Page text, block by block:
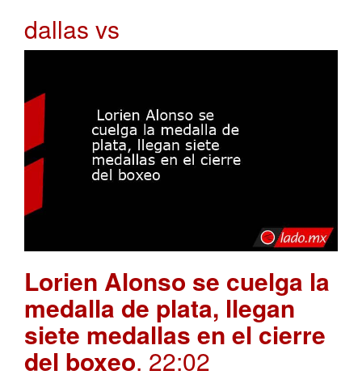
dallas vs
Lorien Alonso se cuelga la
medalla de plata, llegan
siete medallas en el cierre
del boxeo. 22:02